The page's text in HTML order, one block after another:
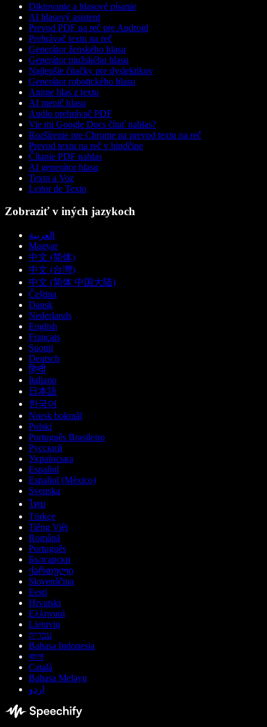
Diktovanie a hlasové písanie
AI hlasový asistent
Prevod PDF na reč pre Android
Prehrávač textu na reč
Generátor ženského hlasu
Generátor mužského hlasu
Najlepšie čítačky pre dyslektikov
Generátor robotického hlasu
Anime hlas z textu
AI menič hlasu
Audio prehrávač PDF
Vie mi Google Docs čítať nahlas?
Rozšírenie pre Chrome na prevod textu na reč
Prevod textu na reč v hindčine
Čítanie PDF nahlas
AI generátor hlasu
Texto a Voz
Leitor de Texto
Zobraziť v iných jazykoch
العربية
Magyar
中文 (简体)
中文 (台灣)
中文 (简体 中国大陆)
Čeština
Dansk
Nederlands
English
Français
Suomi
Deutsch
हिन्दी
Italiano
日本語
한국어
Norsk bokmål
Polski
Português Brasileiro
Русский
Українська
Español
Español (México)
Svenska
ไทย
Türkçe
Tiếng Việt
Română
Português
Български
ქართული
Slovenščina
Eesti
Hrvatski
Ελληνικά
Lietuvių
עברית
Bahasa Indonesia
বাংলা
Català
Bahasa Melayu
اردو